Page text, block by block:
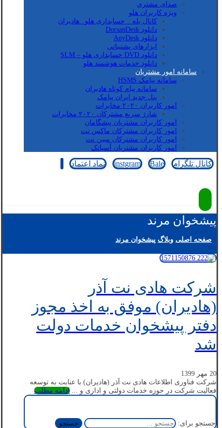
صدای مشتری
ویژه کاربران هلو
کانال بله _ حسابداری هلو_ هادیران
دانلود DorsanDesk
دانلود AnyDesk
ابزارهای پشتیبانی
دانلود DVD حسابداری هلو – SLM
دانلود خدمات هوشمند هلو
سامانه امور مشتریان
سامانه پیامک HSMS
سامانه پیام کوتاه هادیران
پنل جدید ایران پیامک
امور کاربران ۲۰۲۰ مخابرات
شارژ سریع مشترکان ۲۰۲۰ مخابرات
امور کاربران مشتریان پیشگامان
امور کاربران مشترکان ماکس نت
امور کاربران مشترکان مبین نت
امور کاربران مشتریان آسیاتک
کانال تلگرام instgram Bale نماد اعتماد
پیشخوان مرند
صفحه اصلی وبلاگ پیشخوان مرند
شرکت هادی نت آذر
(هادیران) موفق به اخذ مجوز
دفتر پیشخوان خدمات دولت
شد
20 مهر 1399
شرکت فناوری اطلاعات هادی نت آذر (هادیران) با عنایت به توسعه
فعالیت شرکت در حوزه خدمات دولتی و اداری و ... ادامه مطلب
جستجو برای: